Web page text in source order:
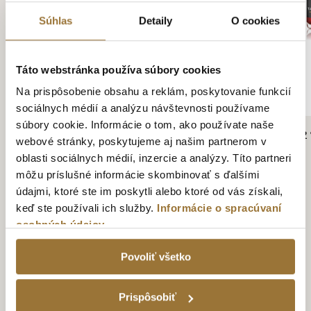
Súhlas Detaily O cookies
Táto webstránka používa súbory cookies
Na prispôsobenie obsahu a reklám, poskytovanie funkcií
sociálnych médií a analýzu návštevnosti používame
súbory cookie. Informácie o tom, ako používate naše
webové stránky, poskytujeme aj našim partnerom v
oblasti sociálnych médií, inzercie a analýzy. Títo partneri
môžu príslušné informácie skombinovať s ďalšími
údajmi, ktoré ste im poskytli alebo ktoré od vás získali,
keď ste používali ich služby. Informácie o spracúvaní
osobných údajov
Povoliť všetko
Prispôsobiť
TATRATEA 42 % BROSKYŇA 0,7 L
15.59€
MINI TATRATEA
2.19€
TATRATEA TOUR